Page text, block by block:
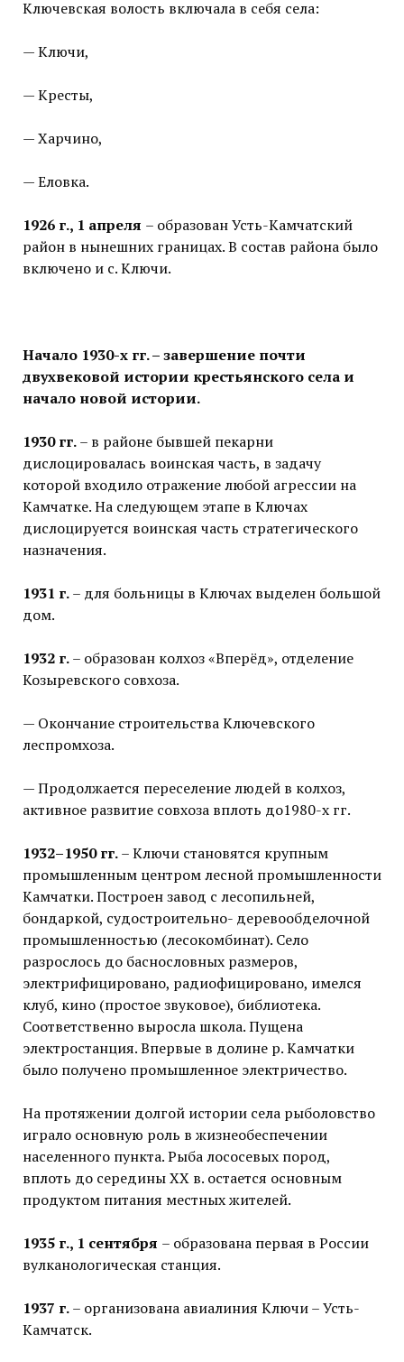
Ключевская волость включала в себя села:
— Ключи,
— Кресты,
— Харчино,
— Еловка.
1926 г., 1 апреля – образован Усть-Камчатский
район в нынешних границах. В состав района было
включено и с. Ключи.
Начало 1930-х гг. – завершение почти
двухвековой истории крестьянского села и
начало новой истории.
1930 гг.– в районе бывшей пекарни
дислоцировалась воинская часть, в задачу
которой входило отражение любой агрессии на
Камчатке. На следующем этапе в Ключах
дислоцируется воинская часть стратегического
назначения.
1931 г.– для больницы в Ключах выделен большой
дом.
1932 г.– образован колхоз «Вперёд», отделение
Козыревского совхоза.
— Окончание строительства Ключевского
леспромхоза.
— Продолжается переселение людей в колхоз,
активное развитие совхоза вплоть до1980-х гг.
1932–1950 гг.– Ключи становятся крупным
промышленным центром лесной промышленности
Камчатки. Построен завод с лесопильней,
бондаркой, судостроительно- деревообделочной
промышленностью (лесокомбинат). Село
разрослось до баснословных размеров,
электрифицировано, радиофицировано, имелся
клуб, кино (простое звуковое), библиотека.
Соответственно выросла школа. Пущена
электростанция. Впервые в долине р. Камчатки
было получено промышленное электричество.
На протяжении долгой истории села рыболовство
играло основную роль в жизнеобеспечении
населенного пункта. Рыба лососевых пород,
вплоть до середины XX в. остается основным
продуктом питания местных жителей.
1935 г., 1 сентября – образована первая в России
вулканологическая станция.
1937 г.– организована авиалиния Ключи – Усть-
Камчатск.